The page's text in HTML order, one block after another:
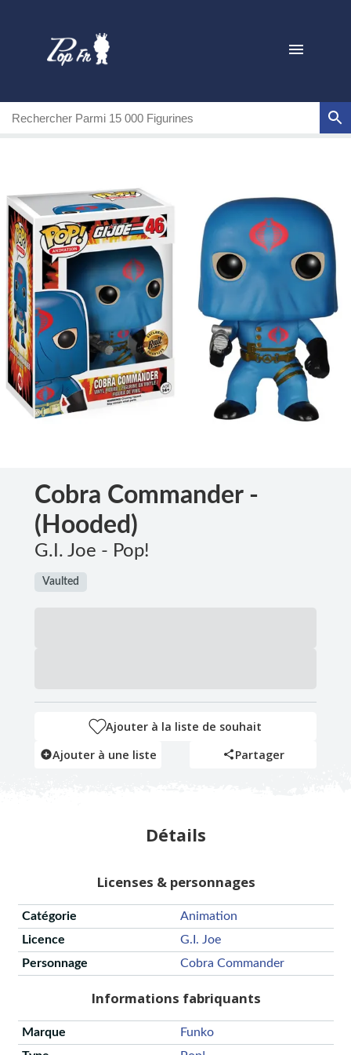
Cobra Commander -
(Hooded)
G.I. Joe - Pop!
Vaulted
Ajouter à la liste de souhait
Ajouter à une liste
Partager
Détails
Licenses & personnages
Catégorie
Animation
Licence
G.i. Joe
Personnage
Cobra Commander
Informations fabriquants
Marque
Funko